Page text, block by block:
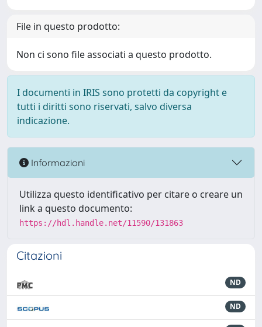
File in questo prodotto:
Non ci sono file associati a questo prodotto.
I documenti in IRIS sono protetti da copyright e
tutti i diritti sono riservati, salvo diversa
indicazione.
Informazioni
Utilizza questo identificativo per citare o creare un
link a questo documento:
https://hdl.handle.net/11590/131863
Citazioni
ND
ND